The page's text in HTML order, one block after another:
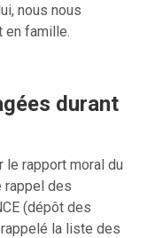
nous nous
en famille.
durant
le rapport moral du
rappel des
(dépôt des
la liste des